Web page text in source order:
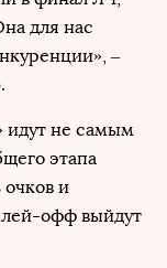
для нас
–
идут не самым
этапа
и
офф выйдут